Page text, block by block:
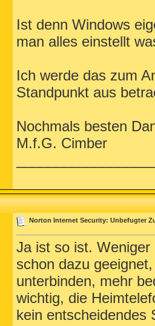
Ist denn Windows
man alles einstellt
Ich werde das zum
Standpunkt aus
Nochmals besten
M.f.G. Cimber
Norton Internet Security: Unbefugter
Ja ist so ist.
schon dazu
unterbinden, mehr
wichtig, die
kein entscheidendes